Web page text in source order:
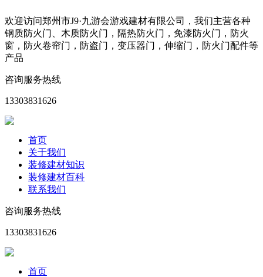
欢迎访问郑州市J9·九游会游戏建材有限公司，我们主营各种
钢质防火门、木质防火门，隔热防火门，免漆防火门，防火
窗，防火卷帘门，防盗门，变压器门，伸缩门，防火门配件等
产品
咨询服务热线
13303831626
首页
关于我们
装修建材知识
装修建材百科
联系我们
咨询服务热线
13303831626
首页